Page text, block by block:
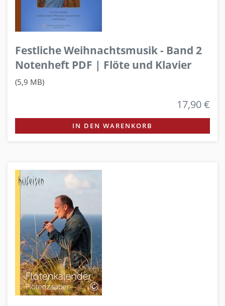
Festliche Weihnachtsmusik - Band 2
Notenheft PDF | Flöte und Klavier
(5,9 MB)
17,90 €
IN DEN WARENKORB